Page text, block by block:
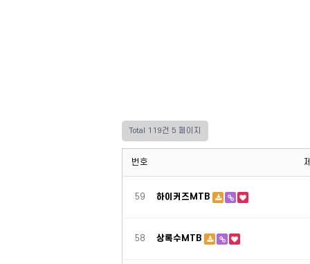
Total 119건 5 페이지
번호
59 하이커즈MTB
58 상록수MTB